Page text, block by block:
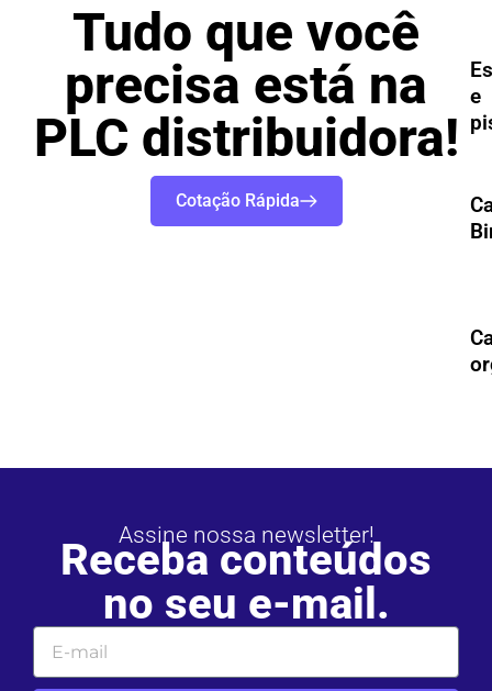
Tudo que você
precisa está na
PLC distribuidora!
Cotação Rápida
e
Assine nossa newsletter!
Receba conteúdos
no seu e-mail.